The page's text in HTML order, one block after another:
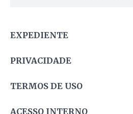
EXPEDIENTE
PRIVACIDADE
TERMOS DE USO
ACESSO INTERNO